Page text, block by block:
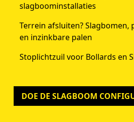
slagboominstallaties
Terrein afsluiten? Slagbomen,
en inzinkbare palen
Stoplichtzuil voor Bollards en
DOE DE SLAGBOOM